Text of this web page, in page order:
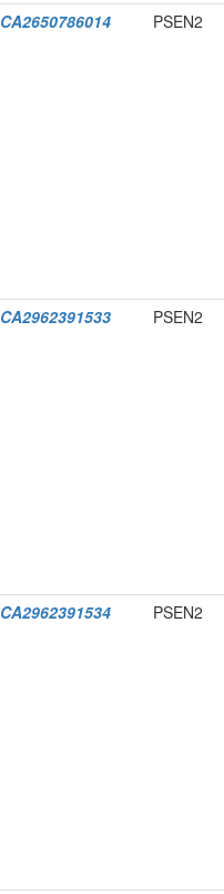
CA2650786014 PSEN2
CA2962391533 PSEN2
CA2962391534 PSEN2